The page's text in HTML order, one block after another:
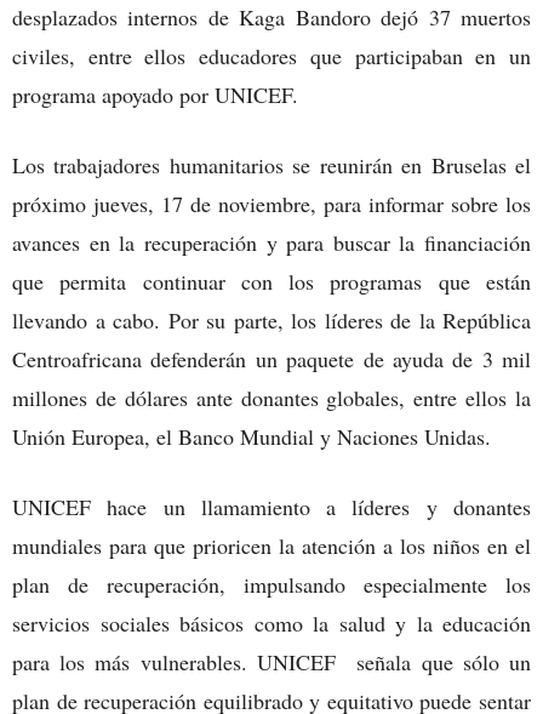
desplazados internos de Kaga Bandoro dejó 37 muertos
civiles, entre ellos educadores que participaban en un
programa apoyado por UNICEF.
Los trabajadores humanitarios se reunirán en Bruselas el
próximo jueves, 17 de noviembre, para informar sobre los
avances en la recuperación y para buscar la financiación
que permita continuar con los programas que están
llevando a cabo. Por su parte, los líderes de la República
Centroafricana defenderán un paquete de ayuda de 3 mil
millones de dólares ante donantes globales, entre ellos la
Unión Europea, el Banco Mundial y Naciones Unidas.
UNICEF hace un llamamiento a líderes y donantes
mundiales para que prioricen la atención a los niños en el
plan de recuperación, impulsando especialmente los
servicios sociales básicos como la salud y la educación
para los más vulnerables. UNICEF señala que sólo un
plan de recuperación equilibrado y equitativo puede sentar